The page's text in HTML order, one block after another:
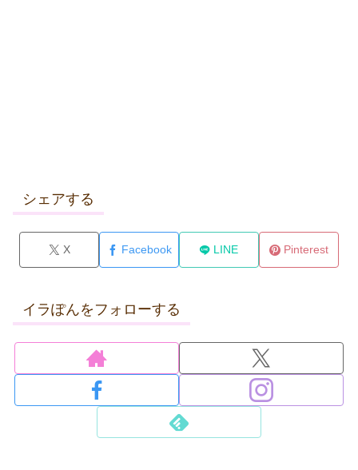
シェアする
X Facebook LINE Pinterest
イラぽんをフォローする